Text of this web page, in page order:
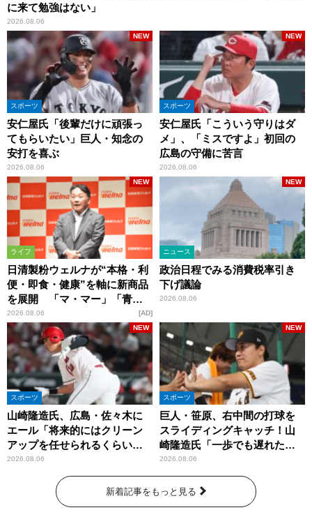
に来て勉強はない」
2026.08.06
スポーツ
安仁屋氏「後輩だけに頑張っ
てもらいたい」巨人・知念の
安打を喜ぶ
2026.08.06
NEW
スポーツ
安仁屋氏「こういう守りはダ
メ」、「ミスですよ」初回の
広島の守備に苦言
2026.08.06
NEW
ライフ
日清製粉ウェルナが“本格・利
便・即食・健康”を軸に新商品
を展開 「マ・マー」「青の
洞窟」ブランドを強化
2026.08.06
NEW
AD
ニュース
政治日程でみる消費税率引き
下げ議論
2026.08.06
NEW
スポーツ
山崎隆造氏、広島・佐々木に
エール「将来的にはクリーン
アップを任せられるくらいま
では成長して」
2026.08.06
NEW
スポーツ
巨人・笹原、右中間の打球を
スライディングキャッチ！山
崎隆造氏「一歩でも遅れた
ら…」
2026.08.06
NEW
新着記事をもっと見る